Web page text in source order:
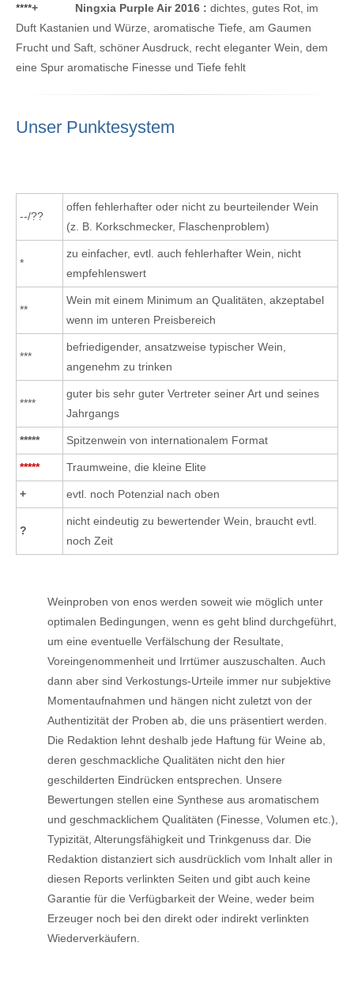
****+ Ningxia Purple Air 2016 : dichtes, gutes Rot, im
Duft Kastanien und Würze, aromatische Tiefe, am Gaumen
Frucht und Saft, schöner Ausdruck, recht eleganter Wein, dem
eine Spur aromatische Finesse und Tiefe fehlt
Unser Punktesystem
--/??
offen fehlerhafter oder nicht zu beurteilender Wein
(z. B. Korkschmecker, Flaschenproblem)
*
zu einfacher, evtl. auch fehlerhafter Wein, nicht
empfehlenswert
**
Wein mit einem Minimum an Qualitäten, akzeptabel
wenn im unteren Preisbereich
***
befriedigender, ansatzweise typischer Wein,
angenehm zu trinken
****
guter bis sehr guter Vertreter seiner Art und seines
Jahrgangs
***** Spitzenwein von internationalem Format
***** Traumweine, die kleine Elite
+ evtl. noch Potenzial nach oben
?
nicht eindeutig zu bewertender Wein, braucht evtl.
noch Zeit
Weinproben von enos werden soweit wie möglich unter
optimalen Bedingungen, wenn es geht blind durchgeführt,
um eine eventuelle Verfälschung der Resultate,
Voreingenommenheit und Irrtümer auszuschalten. Auch
dann aber sind Verkostungs-Urteile immer nur subjektive
Momentaufnahmen und hängen nicht zuletzt von der
Authentizität der Proben ab, die uns präsentiert werden.
Die Redaktion lehnt deshalb jede Haftung für Weine ab,
deren geschmackliche Qualitäten nicht den hier
geschilderten Eindrücken entsprechen. Unsere
Bewertungen stellen eine Synthese aus aromatischem
und geschmacklichem Qualitäten (Finesse, Volumen etc.),
Typizität, Alterungsfähigkeit und Trinkgenuss dar. Die
Redaktion distanziert sich ausdrücklich vom Inhalt aller in
diesen Reports verlinkten Seiten und gibt auch keine
Garantie für die Verfügbarkeit der Weine, weder beim
Erzeuger noch bei den direkt oder indirekt verlinkten
Wiederverkäufern.